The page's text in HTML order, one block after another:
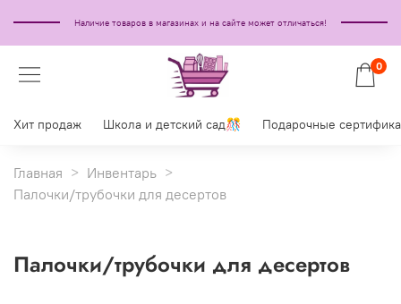
Наличие товаров в магазинах и на сайте может отличаться!
0
Хит продаж Школа и детский сад🎊 Подарочные
Главная
Инвентарь
Палочки/трубочки для десертов
Палочки/трубочки для десертов